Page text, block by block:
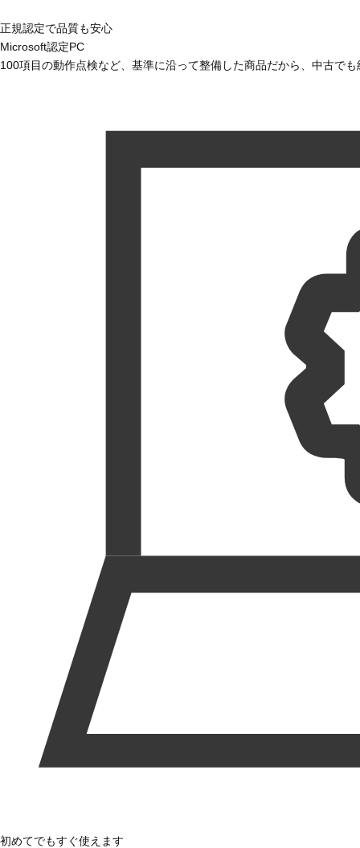
正規認定で品質も安心
Microsoft認定PC
100項目の動作点検など、基準に沿って整備した商品だから、中古で
初めてでもすぐ使えます